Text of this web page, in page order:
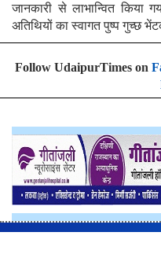
जानकारी से लाभान्वित
अतिथियों का स्वागत पुष्प गुच्छ
Follow UdaipurTimes on